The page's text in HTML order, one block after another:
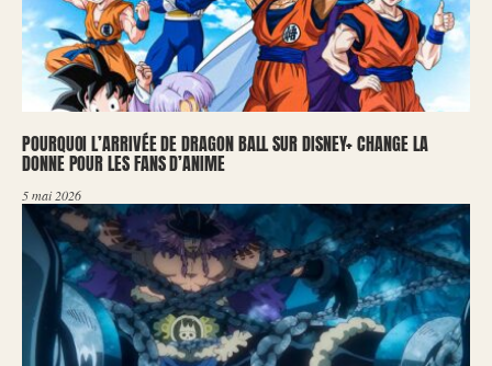
POURQUOI L’ARRIVÉE DE DRAGON BALL SUR DISNEY+ CHANGE LA
DONNE POUR LES FANS D’ANIME
5 mai 2026